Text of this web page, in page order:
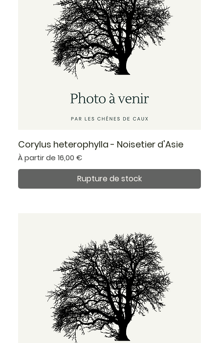
Corylus heterophylla - Noisetier d'Asie
À partir de16,00 €
Prix promotionnel
Rupture de stock